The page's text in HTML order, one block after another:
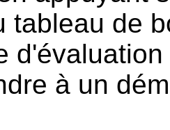
tableau de
à un